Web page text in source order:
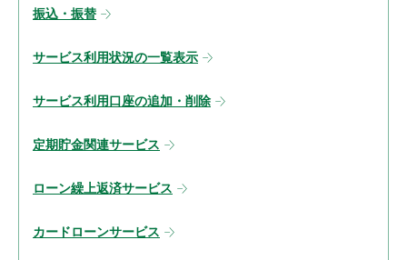
振込・振替
サービス利用状況の一覧表示
サービス利用口座の追加・削除
定期貯金関連サービス
ローン繰上返済サービス
カードローンサービス